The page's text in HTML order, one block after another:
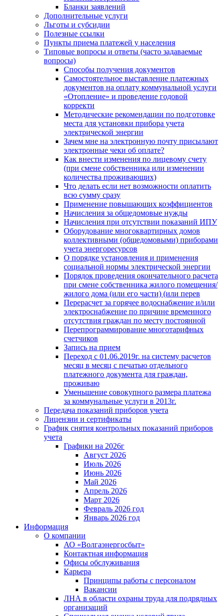
Бланки заявлений
Дополнительные услуги
Льготы и субсидии
Полезные ссылки
Пункты приема платежей у населения
Типовые вопросы и ответы (часто задаваемые
вопросы)
Способы получения документов
Самостоятельное выставление платежных
документов на оплату коммунальной услуги
«Отопление» и проведение годовой
корректи
Методические рекомендации по подготовке
места для установки прибора учета
электрической энергии
Зачем мне на электронную почту присылают
электронные чеки об оплате?
Как внести изменения по лицевому счету
(при смене собственника или изменении
количества проживающих)
Что делать если нет возможности оплатить
всю сумму сразу
Применение повышающих коэффициентов
Начисления за общедомовые нужды
Начисления при отсутствии показаний ИПУ
Оборудование многоквартирных домов
коллективными (общедомовыми) приборами
учета энергоресурсов
О порядке установления и применения
социальной нормы электрической энергии
Порядок проведения окончательного расчета
при смене собственника жилого помещения/
жилого дома (или его части) (или перев
Перерасчет за горячее водоснабжение и/или
электроснабжение по причине временного
отсутствия граждан по месту постоянной
Перепрограммирование многотарифных
счетчиков
Запись на прием
Переход с 01.06.2019г. на систему расчетов
месяц в месяц с печатью отдельного
платежного документа для граждан,
проживаю
Уменьшение совокупного размера платежа
за коммунальные услуги в 2013г.
Передача показаний приборов учета
Лицензии и сертификаты
График снятия контрольных показаний приборов
учета
Графики на 2026г
Август 2026
Июль 2026
Июнь 2026
Май 2026
Апрель 2026
Март 2026
Февраль 2026 год
Январь 2026 год
Информация
О компании
АО «Волгаэнергосбыт»
Контактная информация
Офисы обслуживания
Карьера
Принципы работы с персоналом
Вакансии
ЛНА в области охраны труда для подрядных
организаций